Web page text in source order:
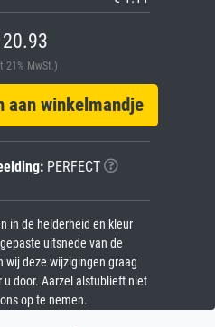
21% MwSt.)
winkelmandje
PERFECT
in de helderheid en kleur
uitsnede van de
wij deze wijzigingen graag
u door. Aarzel alstublieft niet
op te nemen.